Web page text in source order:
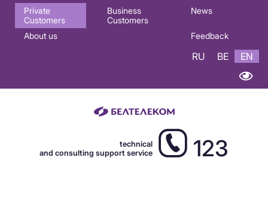
Основная
навигация
Private
Customers
Business
Customers
News
About us Feedback
RU BE EN
technical
and consulting support service
123